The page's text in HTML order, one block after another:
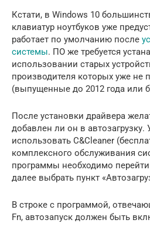
Кстати, в Windows 10
клавиатур ноутбуков уже
работает по умолчанию после
системы. ПО же требуется
использовании старых
производителя которых уже не
(выпущенные до 2012 года или
После установки драйвера
добавлен ли он в автозагрузку.
использовать C&Cleaner
комплексного обслуживания
программы необходимо
далее выбрать пункт
В строке с программой,
Fn, автозапуск должен быть